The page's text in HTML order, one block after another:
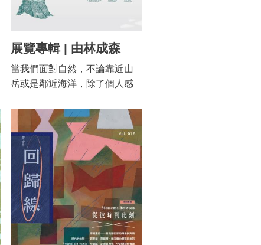
似，還能定神於形，凝聚對象
捉人像隱微的性格氣質與動態
細節，因而頭像作品，總能精
準顯露對象的神韻，整體而
言，現代寫實的時代風格，蘊
在比例、肌理乃至於線條轉折
等作品細節上，揉合成另一種
溫暖而敦實的個人風範。 蒲添
生為台灣政商頭人造像的數量
驚人，但較少被單獨提出作為
展覽主體研究，蒲添生以藝術
的實踐，寫下了屬於台灣頭人
像的巨帙鴻篇；藝術史家蕭瓊
瑞認為，他的人像塑造系列，
展覽專輯 | 由林成森
當我們面對自然，不論靠近山
岳或是鄰近海洋，除了個人感
時空和情境，在內心迴響出不
同的故事。嘉義，作為台灣早
期最重要的林業發展地區之
一，過去數十年來有大量的學
術著作爬梳從日治開始、國民
政府時期，到禁伐天然林政策
後的林業與森林研究。隨著產
業轉型和國家政策發展，過往
因山上的伐木而帶入村落與城